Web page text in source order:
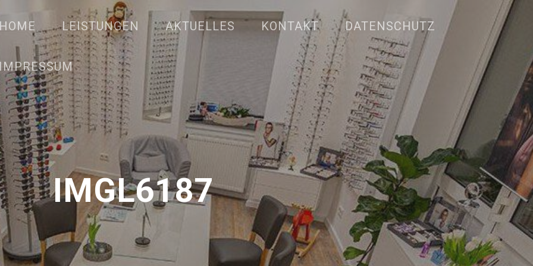
HOME LEISTUNGEN AKTUELLES KONTAKT DATENSCHUTZ
IMPRESSUM
IMGL6187